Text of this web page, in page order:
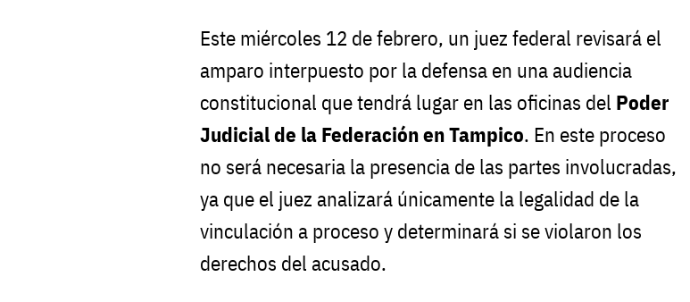
Este miércoles 12 de febrero, un juez federal revisará el
amparo interpuesto por la defensa en una audiencia
constitucional que tendrá lugar en las oficinas del Poder
Judicial de la Federación en Tampico. En este proceso
no será necesaria la presencia de las partes involucradas,
ya que el juez analizará únicamente la legalidad de la
vinculación a proceso y determinará si se violaron los
derechos del acusado.